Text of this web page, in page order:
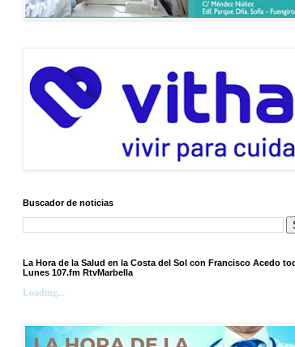
Buscador de noticias
La Hora de la Salud en la Costa del Sol con Francisco Acedo
Lunes 107.fm RtvMarbella
Loading...